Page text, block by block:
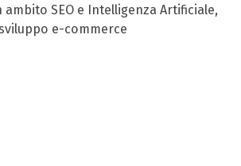
SEO e Intelligenza Artificiale,
sviluppo e-commerce